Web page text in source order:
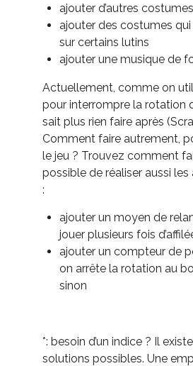
ajouter d’autres costumes
ajouter des costumes
sur certains lutins
ajouter une musique de
Actuellement, comme on
pour interrompre la rotation
sait plus rien faire après
Comment faire autrement,
le jeu ? Trouvez comment
possible de réaliser aussi
:
ajouter un moyen de
jouer plusieurs fois
ajouter un compteur de
on arrête la rotation au
sinon
*: besoin d’un indice ? Il
solutions possibles. Une